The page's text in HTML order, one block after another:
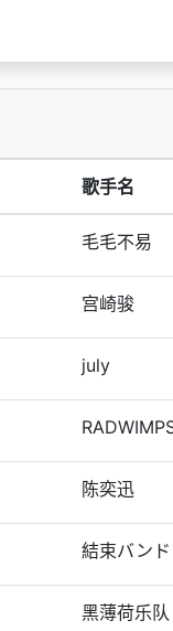
歌手名
毛毛不易
宫崎骏
july
陈奕迅
結束バンド
黑薄荷乐队